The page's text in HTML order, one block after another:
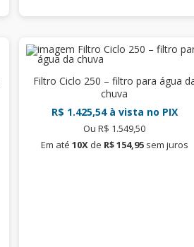
Filtro Ciclo 250 – filtro para água
chuva
R$ 1.425,54à vista no PIX
Ou R$ 1.549,50
Em até 10X de R$ 154,95sem juros